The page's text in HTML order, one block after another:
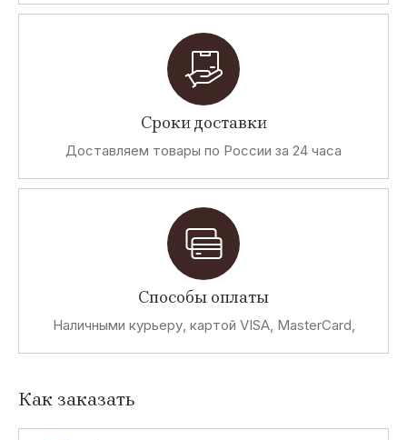
Сроки доставки
Доставляем товары по России за 24 часа
Способы оплаты
Наличными курьеру, картой VISA, MasterCard,
Как заказать